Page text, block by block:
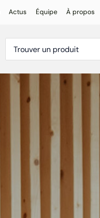
Actus Équipe À propos